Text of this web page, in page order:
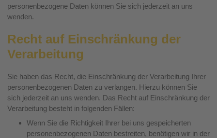
personenbezogene Daten können Sie sich jederzeit an uns
wenden.
Recht auf Einschränkung der
Verarbeitung
Sie haben das Recht, die Einschränkung der Verarbeitung Ihrer
personenbezogenen Daten zu verlangen. Hierzu können Sie
sich jederzeit an uns wenden. Das Recht auf Einschränkung der
Verarbeitung besteht in folgenden Fällen:
Wenn Sie die Richtigkeit Ihrer bei uns gespeicherten
personenbezogenen Daten bestreiten, benötigen wir in der